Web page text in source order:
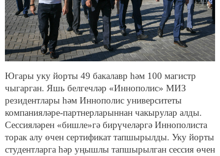
Югары уку йорты 49 бакалавр һәм 100 магистр
чыгарган. Яшь белгечләр «Иннополис» МИЗ
резидентлары һәм Иннополис университеты
компанияләре-партнерларыннан чакырулар алды.
Сессияләрен «бишле»гә бирүчеләргә Иннополиста
торак алу өчен сертификат тапшырылды. Уку йорты
студентларга һәр уңышлы тапшырылган сессия өчен